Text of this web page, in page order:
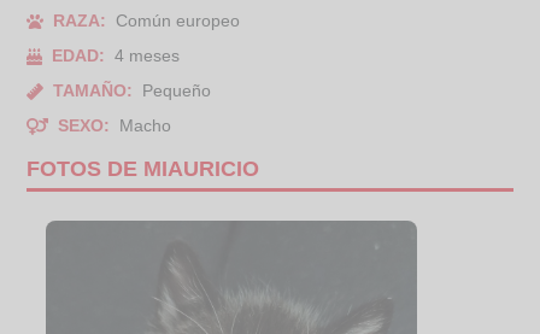
RAZA:
Común europeo
EDAD:
4 meses
TAMAÑO:
Pequeño
SEXO:
Macho
FOTOS DE MIAURICIO